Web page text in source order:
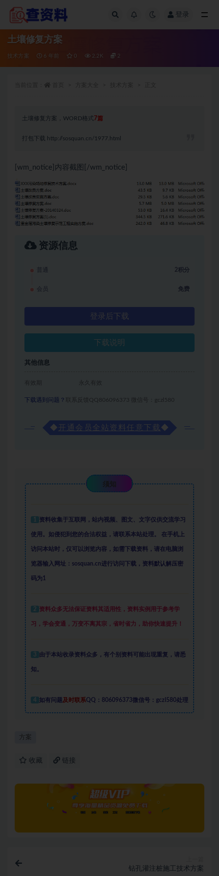
登录
土壤修复方案
技术方案 6 年前 0 2.2K 2
土壤修复方案，WORD格式 7篇
打包下载 http://sosquan.cn/1977.html
[wm_notice]内容截图[/wm_notice]
资源信息
普通 2积分
会员 免费
登录后下载
下载说明
其他信息
有效期 永久有效
下载遇到问题？ 联系反馈QQ806096373 微信号：gczl580
◆ 开通会员全站资料任意下载◆
须知
1 资料收集于互联网 ， 站内视频、图文、文字仅供交流学习
使用。如侵犯到您的合法权益，请联系本站处理。 在手机上
访问本站时，仅可以浏览内容，如需下载资料，请在电脑浏
览器输入网址：sosquan.cn进行访问下载， 资料默认解压密
码为1
2 资料众多无法保证资料其适用性，资料实例 用于参考学
习，学会变通，万变不离其宗，省时省力，助你快速提升！
3 由于本站收录资料众多，有个别资料可能出现重复，请悉
知。
4 如有问题 及时联系QQ：806096373微信号：gczl580处理
方案
收藏 链接
钻孔灌注桩施工技术方案